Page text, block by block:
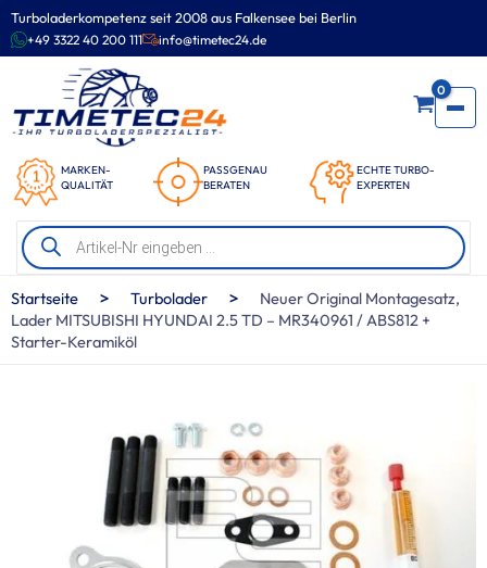
Turboladerkompetenz seit 2008 aus Falkensee bei Berlin
+49 3322 40 200 111 info@timetec24.de
MARKEN-
QUALITÄT
PASSGENAU
BERATEN
ECHTE TURBO-
EXPERTEN
0
Products
search
Zum
Inhalt
springen
Startseite > Turbolader >
Neuer Original Montagesatz,
Lader MITSUBISHI HYUNDAI 2.5 TD – MR340961 / ABS812 +
Starter-Keramiköl